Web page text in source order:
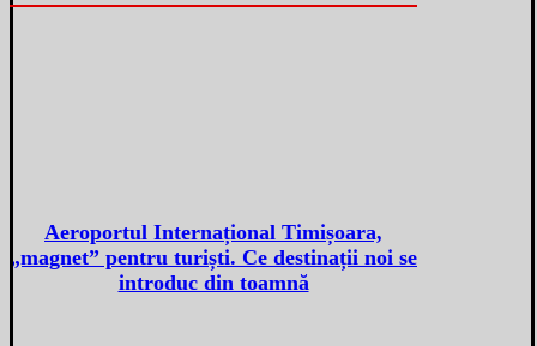
Aeroportul Internațional Timișoara,
„magnet” pentru turiști. Ce destinații noi se
introduc din toamnă